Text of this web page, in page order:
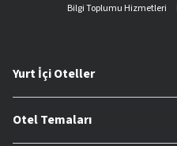
Bilgi Toplumu Hizmetleri
Yurt İçi Oteller
Otel Temaları